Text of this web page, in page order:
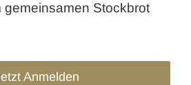
gemeinsamen Stockbrot
Anmelden